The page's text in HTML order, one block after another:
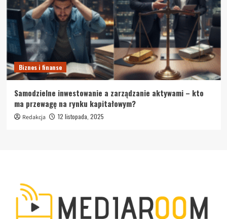
Biznes i finanse
Samodzielne inwestowanie a zarządzanie aktywami – kto
ma przewagę na rynku kapitałowym?
Redakcja 12 listopada, 2025